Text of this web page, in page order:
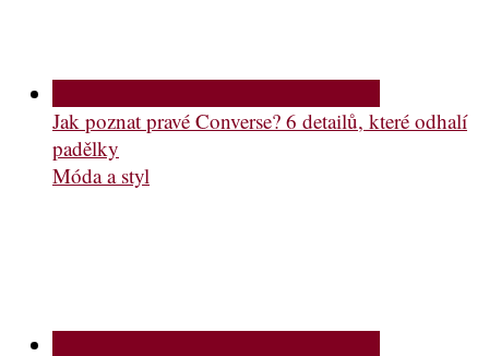
Jak poznat pravé Converse? 6 detailů, které odhalí
padělky
Móda a styl